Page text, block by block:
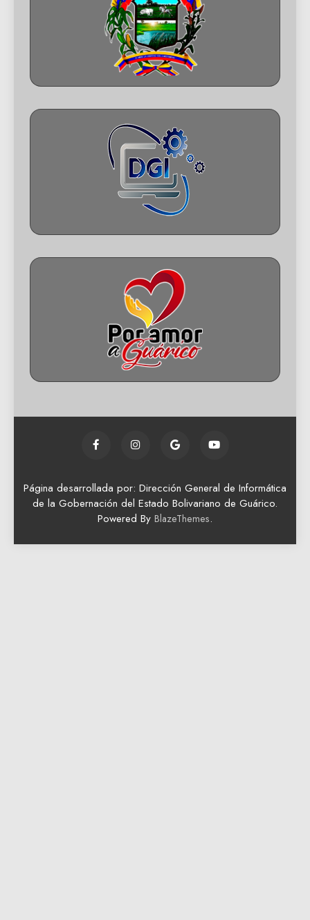
Página desarrollada por: Dirección General de Informática
de la Gobernación del Estado Bolivariano de Guárico.
Powered By BlazeThemes.